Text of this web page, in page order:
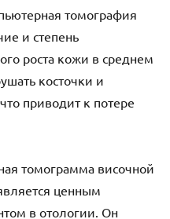
томография
и степень
роста кожи в среднем
косточки и
приводит к потере
томограмма височной
ценным
в отологии. Он